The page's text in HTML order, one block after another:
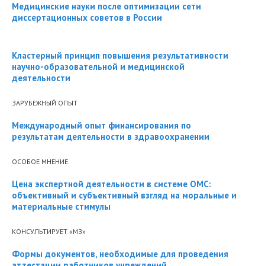
Медицинские науки после оптимизации сети
диссертационных советов в России
Кластерный принцип повышения результативности
научно-образовательной и медицинской
деятельности
ЗАРУБЕЖНЫЙ ОПЫТ
Международный опыт финансирования по
результатам деятельности в здравоохранении
ОСОБОЕ МНЕНИЕ
Цена экспертной деятельности в системе ОМС:
объективный и субъективный взгляд на моральные и
материальные стимулы
КОНСУЛЬТИРУЕТ «МЗ»
Формы документов, необходимые для проведения